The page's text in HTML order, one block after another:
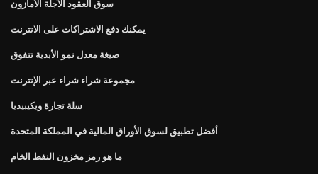
سوق العقود الآجلة الأمازون
يمكنك دفع الاشتراكات على الانترنت
صيغة معدل نمو الأبدية تتفوق
مجموعة شراء شراء عبر الإنترنت
سلة تجارة ويكيبيديا
أفضل تطبيق لسوق الأوراق المالية في المملكة المتحدة
ما هو رمز مخزون النفط الخام